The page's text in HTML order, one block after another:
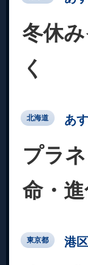
冬休
く
北海道 あ
プラ
命・進
東京都 港